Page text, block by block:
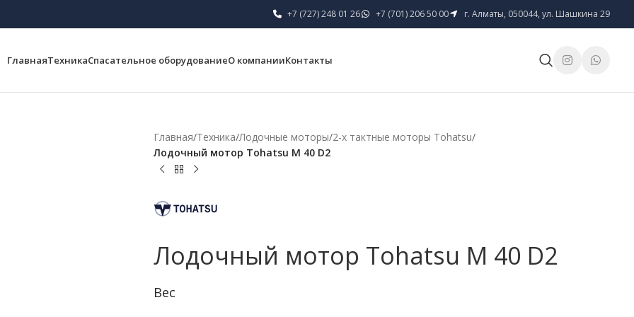
+7 (727) 248 01 26 +7 (701) 206 50 00 г. Алматы, 050044, ул. Шашкина 29
ГлавнаяТехникаСпасательное оборудованиеО компанииКонтакты
Главная/Техника/Лодочные моторы/2-х тактные моторы Tohatsu/
Лодочный мотор Tohatsu M 40 D2
Лодочный мотор Tohatsu M 40 D2
Вес